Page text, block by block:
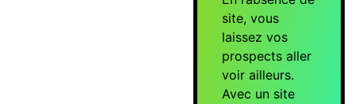
site, vous
laissez vos
prospects aller
voir ailleurs.
Avec un site